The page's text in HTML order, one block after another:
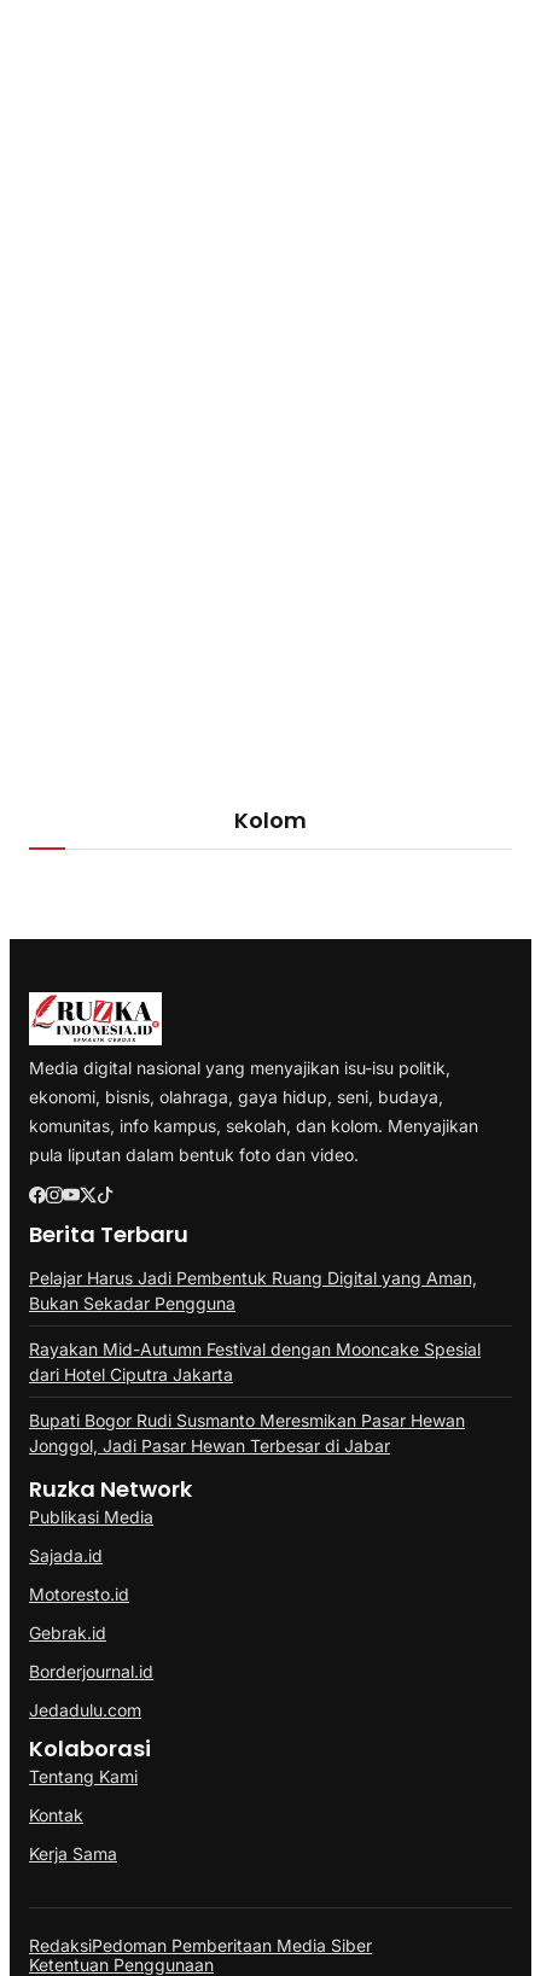
Kolom
Media digital nasional yang menyajikan isu-isu politik,
ekonomi, bisnis, olahraga, gaya hidup, seni, budaya,
komunitas, info kampus, sekolah, dan kolom. Menyajikan
pula liputan dalam bentuk foto dan video.
Berita Terbaru
Pelajar Harus Jadi Pembentuk Ruang Digital yang Aman,
Bukan Sekadar Pengguna
Rayakan Mid-Autumn Festival dengan Mooncake Spesial
dari Hotel Ciputra Jakarta
Bupati Bogor Rudi Susmanto Meresmikan Pasar Hewan
Jonggol, Jadi Pasar Hewan Terbesar di Jabar
Ruzka Network
Publikasi Media
Sajada.id
Motoresto.id
Gebrak.id
Borderjournal.id
Jedadulu.com
Kolaborasi
Tentang Kami
Kontak
Kerja Sama
RedaksiPedoman Pemberitaan Media Siber
Ketentuan Penggunaan